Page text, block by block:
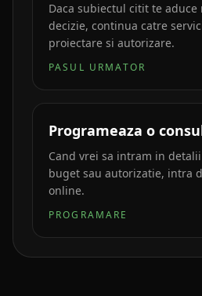
Daca subiectul citit te aduce
decizie, continua catre
proiectare si autorizare.
PASUL URMATOR
Programeaza o
Cand vrei sa intram in
buget sau autorizatie, intra
online.
PROGRAMARE